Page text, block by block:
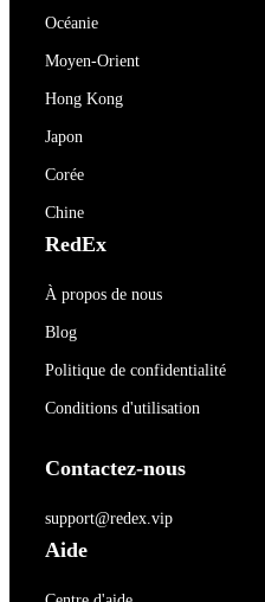
Océanie
Moyen-Orient
Hong Kong
Japon
Corée
Chine
RedEx
À propos de nous
Blog
Politique de confidentialité
Conditions d'utilisation
Contactez-nous
support@redex.vip
Aide